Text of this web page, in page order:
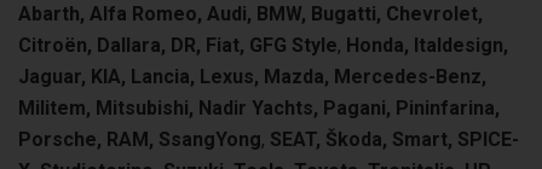
Abarth, Alfa Romeo, Audi, BMW, Bugatti, Chevrolet,
Citroën, Dallara, DR, Fiat, GFG Style, Honda, Italdesign,
Jaguar, KIA, Lancia, Lexus, Mazda, Mercedes-Benz,
Militem, Mitsubishi, Nadir Yachts, Pagani, Pininfarina,
Porsche, RAM, SsangYong, SEAT, Škoda, Smart, SPICE-